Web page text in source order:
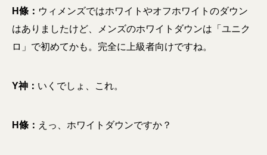
H條： ウィメンズではホワイトやオフホワイトのダウン
はありましたけど、メンズのホワイトダウンは「ユニク
ロ」で初めてかも。完全に上級者向けですね。
Y神： いくでしょ、これ。
H條： えっ、ホワイトダウンですか？